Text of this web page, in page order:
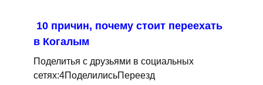
10 причин, почему стоит переехать
в Когалым
Поделитья с друзьями в социальных
сетях:4ПоделилисьПереезд